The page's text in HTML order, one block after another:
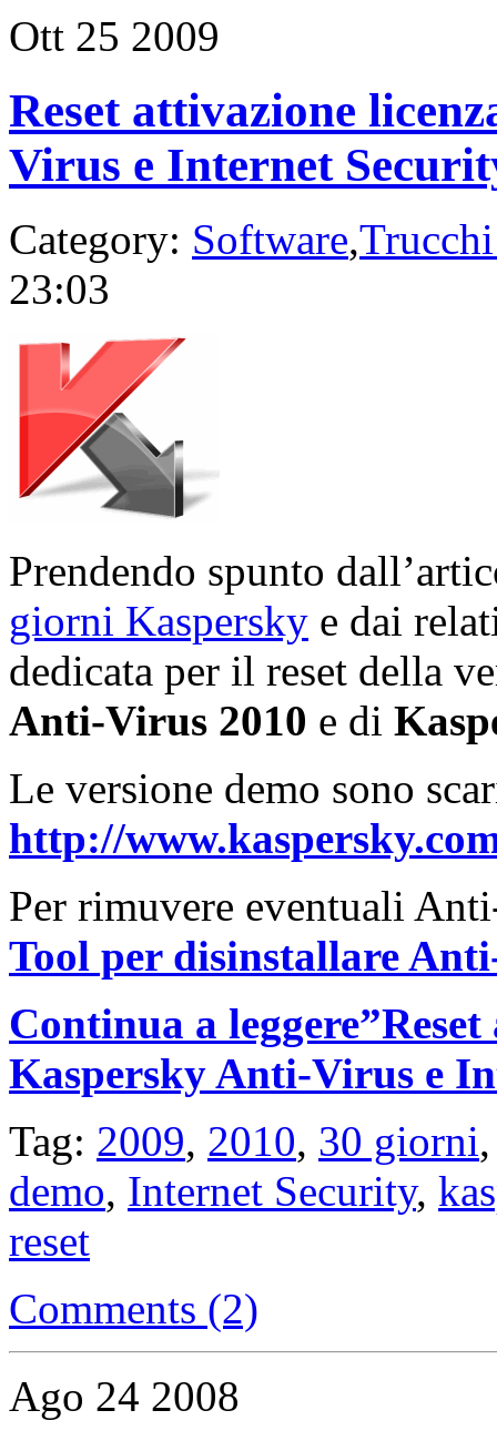
Ott 25 2009
Reset attivazione
Virus e Internet
Category: Software,
23:03
Prendendo spunto
giorni Kaspersky e dai
dedicata per il reset della
Anti-Virus 2010 e di
Le versione demo sono
http://
Per rimuvere eventuali
Tool per disinstallare
Continua a
Kaspersky Anti-Virus e
Tag: 2009, 2010, 30 giorni
demo, Internet Security,
reset
Comments (2)
Ago 24 2008